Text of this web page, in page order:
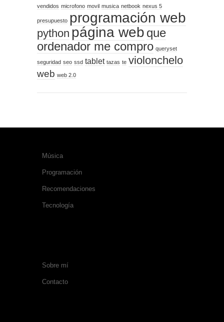
vendidos microfono movil musica netbook nexus 5
presupuesto programación web
python página web que
ordenador me compro queryset
seguridad seo ssd tablet tazas te violonchelo
web web 2.0
Música
Programación
Recomendaciones
Tecnología
Sobre mí
Contacto